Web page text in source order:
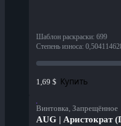
Шаблон раскраски: 699
Степень износа:
1,69 $ Купить
Винтовка, Запрещённое
AUG | Аристократ